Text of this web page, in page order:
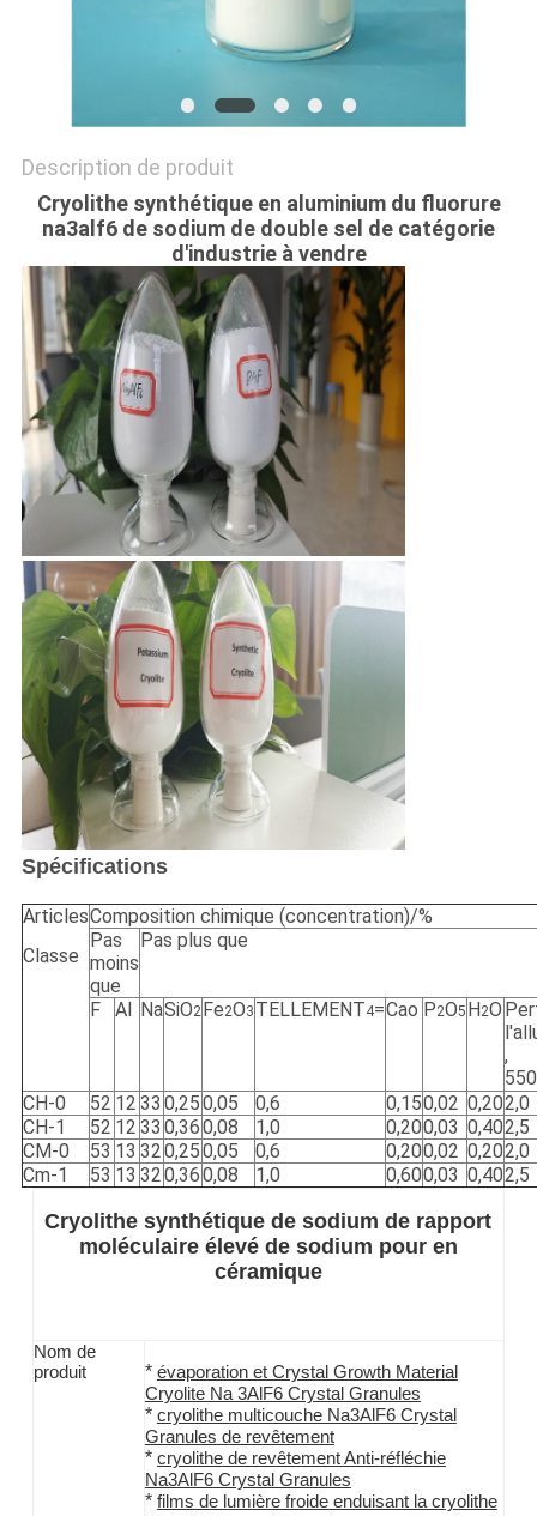
POLITIQUE
DE
CONFIDENTIALITÉ
Description de produit
Cryolithe synthétique en aluminium du fluorure
na3alf6 de sodium de double sel de catégorie
d'industrie à vendre
Spécifications
Articles
Classe
Composition chimique (concentration)/%
Pas
moins
que
Pas plus que
F Al NaSiO2 Fe2O3 TELLEMENT4=Cao P2O5 H 2O
,
CH-0
52 12 33 0,250,05 0,6 0,150,02 0,202,0
CH-1
52 12 33 0,360,08 1,0 0,200,03 0,402,5
CM-0
53 13 320,250,05 0,6 0,200,02 0,202,0
Cm-1
53 13 320,360,08 1,0 0,600,03 0,402,5
Cryolithe synthétique de sodium de rapport
moléculaire élevé de sodium pour en
céramique
Nom de
produit
* évaporation et Crystal Growth Material
Cryolite Na 3AlF6 Crystal Granules
* cryolithemulticouche Na3AlF6Crystal
Granules de revêtement
* cryolithede revêtementAnti-réfléchie
Na3AlF6Crystal Granules
* films de lumière froide enduisant la cryolithe